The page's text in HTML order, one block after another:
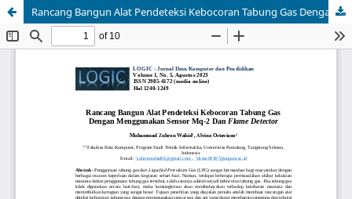
Rancang Bangun Alat Pendeteksi Kebocoran Tabung Gas Dengan Menggunakan Sensor Mq-2 Dan Flame Detector